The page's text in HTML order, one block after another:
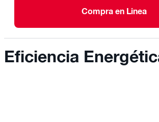
Compra en Linea
Eficiencia